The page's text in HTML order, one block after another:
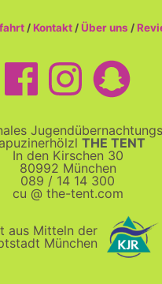
/Kontakt /Über uns /
THE TENT
In den Kirschen 30
80992 München
089 / 14 14 300
cu @ the-tent.com
aus Mitteln der
München